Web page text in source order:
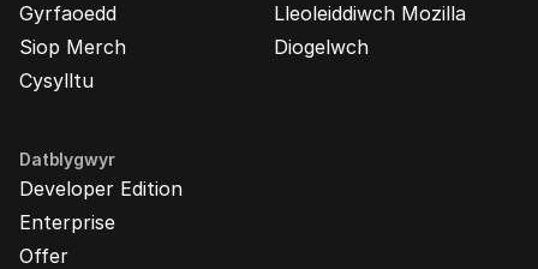
Gyrfaoedd
Siop Merch
Cysylltu
Lleoleiddiwch Mozilla
Diogelwch
Datblygwyr
Developer Edition
Enterprise
Offer